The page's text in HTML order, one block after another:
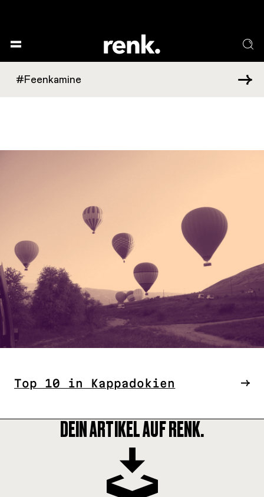
Top 10 in Kappadokien
DEIN ARTIKEL AUF RENK.